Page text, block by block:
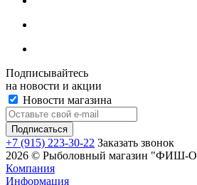
Подписывайтесь
на новости и акции
Новости магазина
+7 (915) 223-30-22 Заказать звонок
2026 © Рыболовный магазин "ФИШ-
Компания
Информация